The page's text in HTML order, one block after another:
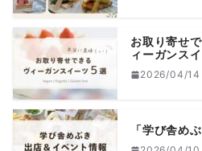
お取り寄せ
ィーガンス
2026/04/14
「学び舎め